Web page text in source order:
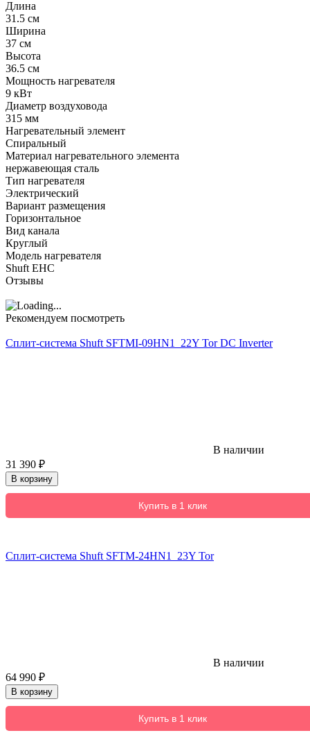
Длина
31.5 см
Ширина
37 см
Высота
36.5 см
Мощность нагревателя
9 кВт
Диаметр воздуховода
315 мм
Нагревательный элемент
Спиральный
Материал нагревательного элемента
нержавеющая сталь
Тип нагревателя
Электрический
Вариант размещения
Горизонтальное
Вид канала
Круглый
Модель нагревателя
Shuft EHC
Отзывы
Рекомендуем посмотреть
Сплит-система Shuft SFTMI-09HN1_22Y Tor DC Inverter
В наличии
31 390 ₽
В корзину
Купить в 1 клик
Сплит-система Shuft SFTM-24HN1_23Y Tor
В наличии
64 990 ₽
В корзину
Купить в 1 клик